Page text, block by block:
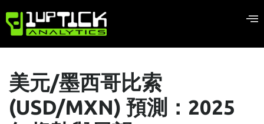
美元/墨西哥比索
(USD/MXN) 預測：2025